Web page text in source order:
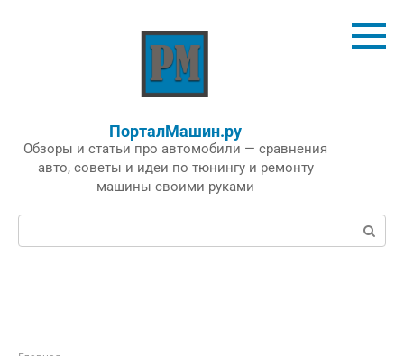
ПорталМашин.ру
Обзоры и статьи про автомобили — сравнения
авто, советы и идеи по тюнингу и ремонту
машины своими руками
Поиск: